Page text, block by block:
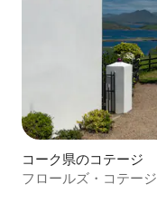
コーク県のコテージ
フロールズ・コテージ